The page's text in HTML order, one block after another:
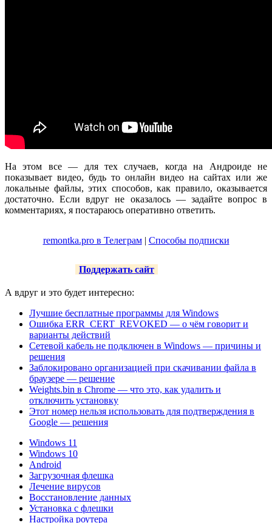
На этом все — для тех случаев, когда на Андроиде не
показывает видео, будь то онлайн видео на сайтах или же
локальные файлы, этих способов, как правило, оказывается
достаточно. Если вдруг не оказалось — задайте вопрос в
комментариях, я постараюсь оперативно ответить.
remontka.pro в Телеграм| Способы подписки
Поддержать сайт
А вдруг и это будет интересно:
Лучшие бесплатные программы для Windows
Ошибка ERR_CERT_REVOKED — о чём говорит и
варианты действий
Сетевой кабель не подключен в Windows — причины и
решения
Заблокировано организацией при скачивании файла в
браузере — решение
Weights.bin в Chrome — что это, как удалить и
отключить установку
Этот номер нельзя использовать для подтверждения в
Google — решения
Windows 11
Windows 10
Android
Загрузочная флешка
Лечение вирусов
Восстановление данных
Установка с флешки
Настройка роутера